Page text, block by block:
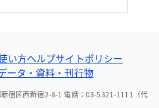
い方ヘルプサイトポリシー
ータ・資料・刊行物
宿区西新宿2-8-1 電話：03-5321-1111（代